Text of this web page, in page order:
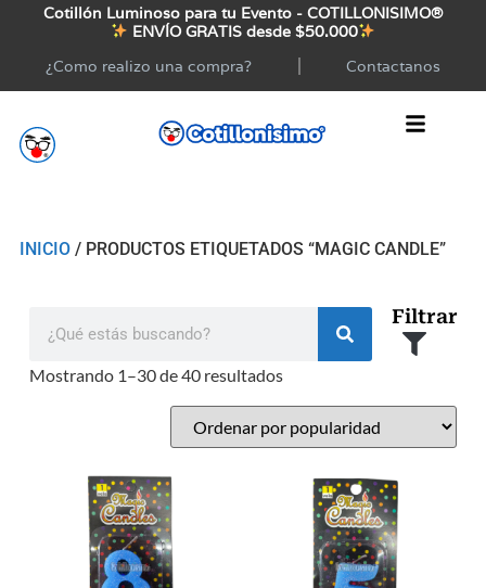
Cotillón Luminoso para tu Evento - COTILLONISIMO®
ENVÍO GRATIS desde $50.000
¿Como realizo una compra?
Contactanos
INICIO/ PRODUCTOS ETIQUETADOS “MAGIC CANDLE”
Filtrar
Mostrando 1–30 de 40 resultados